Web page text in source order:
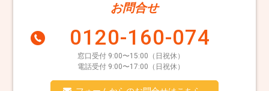
お問合せ
0120-160-074
窓口受付 9:00〜15:00（日祝休）
電話受付 9:00〜17:00（日祝休）